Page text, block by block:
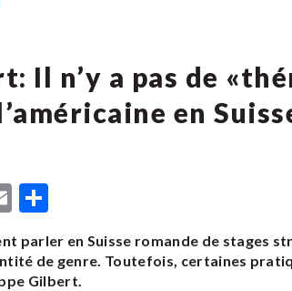
Il n’y a pas de
en
Email
parler en Suisse romande de stages
de genre. Toutefois, certaines
Gilbert.